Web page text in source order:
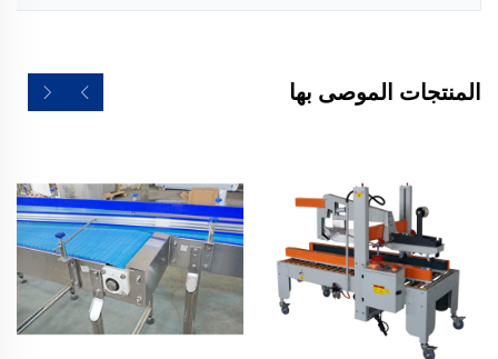
المنتجات الموصى بها